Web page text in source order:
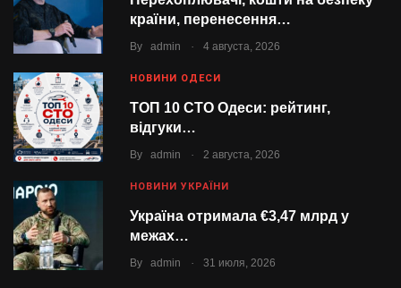
країни, перенесення…
By admin . 4 августа, 2026
НОВИНИ ОДЕСИ
ТОП 10 СТО Одеси: рейтинг,
відгуки…
By admin . 2 августа, 2026
НОВИНИ УКРАЇНИ
Україна отримала €3,47 млрд у
межах…
By admin . 31 июля, 2026